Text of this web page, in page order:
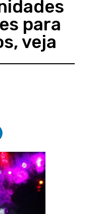
para
veja